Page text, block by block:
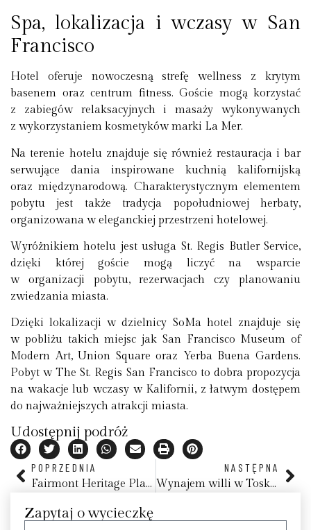
Spa, lokalizacja i wczasy w San
Francisco
Hotel oferuje nowoczesną strefę wellness z krytym
basenem oraz centrum fitness. Goście mogą korzystać
z zabiegów relaksacyjnych i masaży wykonywanych
z wykorzystaniem kosmetyków marki La Mer.
Na terenie hotelu znajduje się również restauracja i bar
serwujące dania inspirowane kuchnią kalifornijską
oraz międzynarodową. Charakterystycznym elementem
pobytu jest także tradycja popołudniowej herbaty,
organizowana w eleganckiej przestrzeni hotelowej.
Wyróżnikiem hotelu jest usługa St. Regis Butler Service,
dzięki której goście mogą liczyć na wsparcie
w organizacji pobytu, rezerwacjach czy planowaniu
zwiedzania miasta.
Dzięki lokalizacji w dzielnicy SoMa hotel znajduje się
w pobliżu takich miejsc jak San Francisco Museum of
Modern Art, Union Square oraz Yerba Buena Gardens.
Pobyt w The St. Regis San Francisco to dobra propozycja
na wakacje lub wczasy w Kalifornii, z łatwym dostępem
do najważniejszych atrakcji miasta.
Udostępnij podróż
POPRZEDNIA
Fairmont Heritage Place, Ghirardelli Square
NASTĘPNA
Wynajem willi w Toskanii
Zapytaj o wycieczkę